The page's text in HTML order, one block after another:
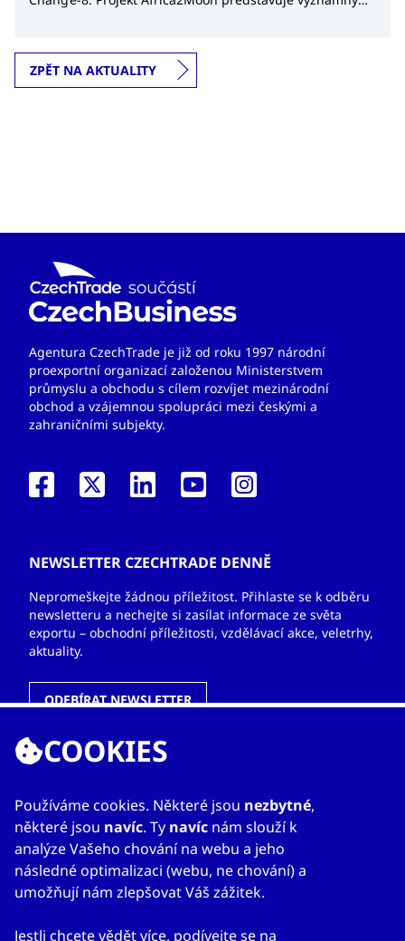
globálním kosmickém průmyslu.
ZPĚT NA AKTUALITY
Agentura CzechTrade je již od roku 1997 národní
proexportní organizací založenou Ministerstvem
průmyslu a obchodu s cílem rozvíjet mezinárodní
obchod a vzájemnou spolupráci mezi českými a
zahraničními subjekty.
NEWSLETTER CZECHTRADE DENNĚ
Nepromeškejte žádnou příležitost. Přihlaste se k odběru
newsletteru a nechejte si zasílat informace ze světa
exportu – obchodní příležitosti, vzdělávací akce, veletrhy,
aktuality.
ODEBÍRAT NEWSLETTER
ODKAZY
O nás
Zahraniční kanceláře
Služby
Kontakty
COOKIES
Používáme cookies. Některé jsou nezbytné,
některé jsou navíc. Ty navíc nám slouží k
analýze Vašeho chování na webu a jeho
následné optimalizaci (webu, ne chování) a
umožňují nám zlepšovat Váš zážitek.
Jestli chcete vědět více, podívejte se na